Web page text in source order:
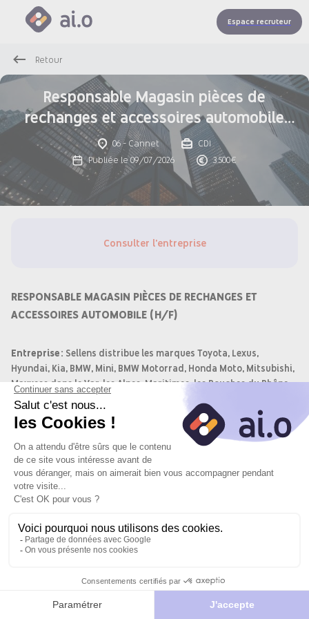
Espace recruteur
Retour
Responsable Magasin pièces de
rechanges et accessoires automobile
(H/F)
06 - Cannet
CDI
Publiée le 09/07/2026
3 500€
Consulter l'entreprise
RESPONSABLE MAGASIN PIÈCES DE RECHANGES ET
ACCESSOIRES AUTOMOBILE (H/F)
Entreprise: Sellens distribue les marques Toyota, Lexus,
Hyundai, Kia, BMW, Mini, BMW Motorrad, Honda Moto, Mitsubishi,
Maxxess dans le Var, les Alpes-Maritimes, les Bouches du Rhône,
les Alpes de Haute Provence et l'Hérault. Notre objectif commun
est de rendre nos clients heureux.
Objectif du poste:
Nous recrutons un responsable magasin multi-sites (F/H) pour
les concessions Hyundai Cannes, Kia Cannes, Mitsubishi Cannes
et Hyundai Nice. Votre mission principale sera d'encadrer, gérer
commerciale.
Postuler
vers le site
partenaire
Je
Postuler